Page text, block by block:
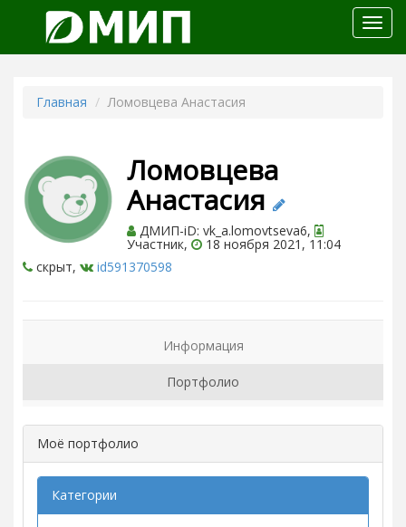
меню
Главная Ломовцева Анастасия
Ломовцева
Анастасия
ДМИП-iD: vk_a.lomovtseva6,
Участник,
18 ноября 2021, 11:04
скрыт,
id591370598
Информация
Портфолио
Моё портфолио
Категории